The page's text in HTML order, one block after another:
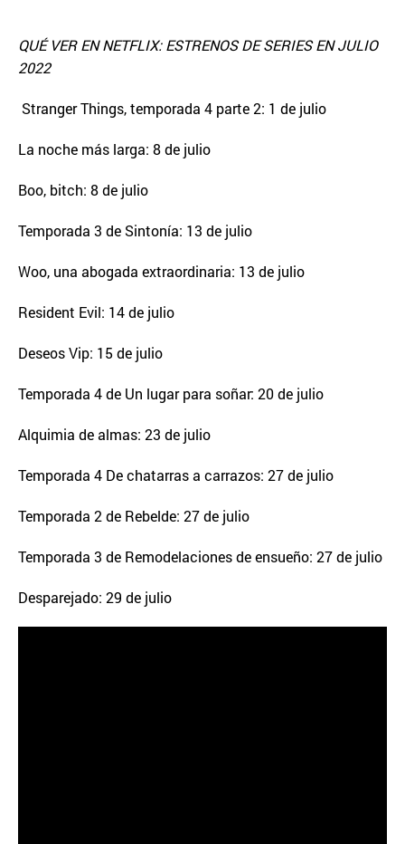
QUÉ VER EN NETFLIX: ESTRENOS DE SERIES EN JULIO
2022
Stranger Things, temporada 4 parte 2: 1 de julio
La noche más larga: 8 de julio
Boo, bitch: 8 de julio
Temporada 3 de Sintonía: 13 de julio
Woo, una abogada extraordinaria: 13 de julio
Resident Evil: 14 de julio
Deseos Vip: 15 de julio
Temporada 4 de Un lugar para soñar: 20 de julio
Alquimia de almas: 23 de julio
Temporada 4 De chatarras a carrazos: 27 de julio
Temporada 2 de Rebelde: 27 de julio
Temporada 3 de Remodelaciones de ensueño: 27 de julio
Desparejado: 29 de julio